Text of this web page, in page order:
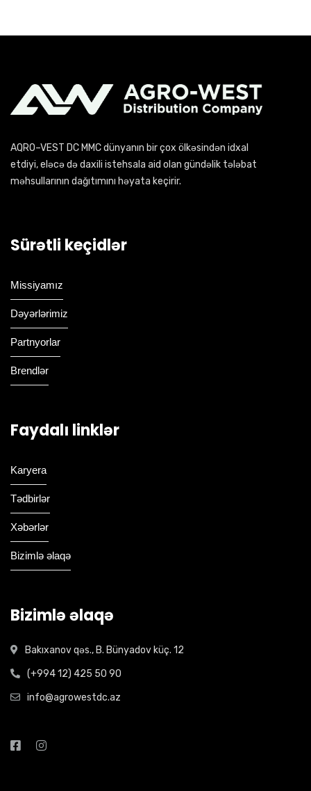
AQRO–VEST DC MMC dünyanın bir çox ölkəsindən idxal
etdiyi, eləcə də daxili istehsala aid olan gündəlik tələbat
məhsullarının dağıtımını həyata keçirir.
Sürətli keçidlər
Missiyamız
Dəyərlərimiz
Partnyorlar
Brendlər
Faydalı linklər
Karyera
Tədbirlər
Xəbərlər
Bizimlə əlaqə
Bizimlə əlaqə
Bakıxanov qəs., B. Bünyadov küç. 12
(+994 12) 425 50 90
info@agrowestdc.az